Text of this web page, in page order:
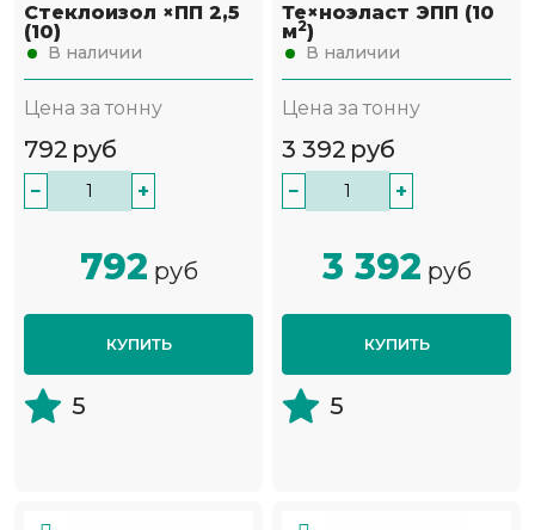
Стеклоизол ×ПП 2,5
(10)
В наличии
Цена за тонну
792 руб
− +
792 руб
КУПИТЬ
5
Те×ноэласт ЭПП (10
м2)
В наличии
Цена за тонну
3 392 руб
− +
3 392 руб
КУПИТЬ
5